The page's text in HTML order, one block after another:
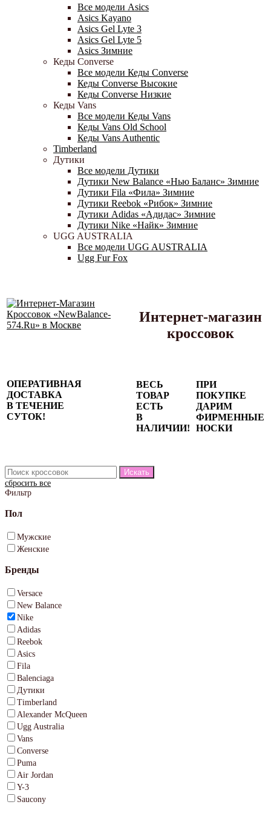
Все модели Asics
Asics Kayano
Asics Gel Lyte 3
Asics Gel Lyte 5
Asics Зимние
Кеды Converse
Все модели Кеды Converse
Кеды Converse Высокие
Кеды Converse Низкие
Кеды Vans
Все модели Кеды Vans
Кеды Vans Old School
Кеды Vans Authentic
Timberland
Дутики
Все модели Дутики
Дутики New Balance «Нью Баланс» Зимние
Дутики Fila «Фила» Зимние
Дутики Reebok «Рибок» Зимние
Дутики Adidas «Адидас» Зимние
Дутики Nike «Найк» Зимние
UGG AUSTRALIA
Все модели UGG AUSTRALIA
Ugg Fur Fox
Интернет-магазин
кроссовок
ОПЕРАТИВНАЯ
ДОСТАВКА
В ТЕЧЕНИЕ
СУТОК!
ВЕСЬ
ТОВАР
ЕСТЬ
В
НАЛИЧИИ!
ПРИ
ПОКУПКЕ
ДАРИМ
ФИРМЕННЫЕ
НОСКИ
сбросить все
Фильтр
Пол
Мужские
Женские
Бренды
Versace
New Balance
Nike
Adidas
Reebok
Asics
Fila
Balenciaga
Дутики
Timberland
Alexander McQueen
Ugg Australia
Vans
Converse
Puma
Air Jordan
Y-3
Saucony